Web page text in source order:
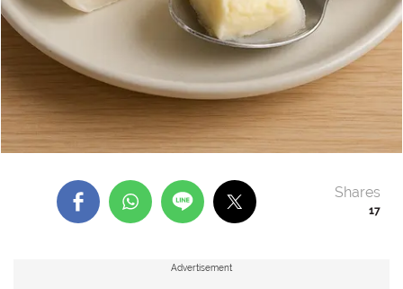
17
Shares
Advertisement